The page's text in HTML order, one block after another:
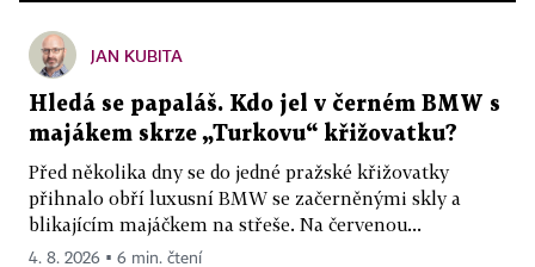
JAN KUBITA
Hledá se papaláš. Kdo jel v černém BMW s
majákem skrze „Turkovu“ křižovatku?
Před několika dny se do jedné pražské křižovatky
přihnalo obří luxusní BMW se začerněnými skly a
blikajícím majáčkem na střeše. Na červenou...
4. 8. 2026 ▪ 6 min. čtení